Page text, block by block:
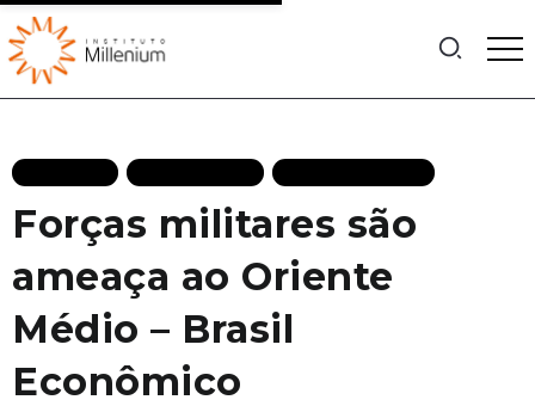
Forças militares são
ameaça ao Oriente
Médio – Brasil
Econômico